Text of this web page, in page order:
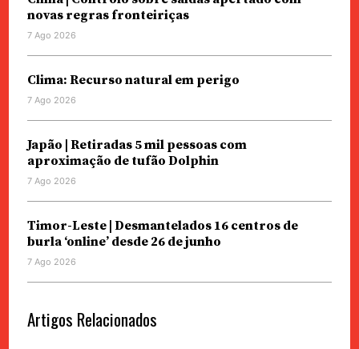
novas regras fronteiriças
7 Ago 2026
Clima: Recurso natural em perigo
7 Ago 2026
Japão | Retiradas 5 mil pessoas com
aproximação de tufão Dolphin
7 Ago 2026
Timor-Leste | Desmantelados 16 centros de
burla ‘online’ desde 26 de junho
7 Ago 2026
Artigos Relacionados